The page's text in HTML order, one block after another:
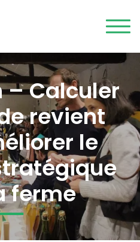
– Calculer
revient
le
ferme